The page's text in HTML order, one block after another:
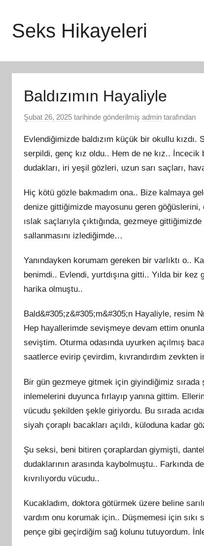
Seks Hikayeleri
Baldızımın Hayaliyle
Şubat 26, 2025 tarihinde gönderilmiş admin tarafından
Evlendiğimizde baldızım küçük bir okullu
serpildi, genç kız oldu.. Hem de ne kız..
dudakları, iri yeşil gözleri, uzun sarı saçları,
Hiç kötü gözle bakmadım ona.. Bize kalmaya
denize gittiğimizde mayosunu geren göğüslerini,
ıslak saçlarıyla çıktığında, gezmeye
sallanmasını izlediğimde…
Yanındayken korumam gereken bir varlıktı o..
benimdi.. Evlendi, yurtdışına gitti.. Yılda bir kez
harika olmuştu..
Bald&#305;z&#305;m&#305;n Hayaliyle, resim
Hep hayallerimde sevişmeye devam ettim
seviştim. Oturma odasında uyurken açılmış
saatlerce evirip çevirdim, kıvrandırdım zevkten
Bir gün gezmeye gitmek için giyindiğimiz sırada
inlemelerini duyunca fırlayıp yanına gittim.
vücudu şekilden şekle giriyordu. Bu sırada
siyah çoraplı bacakları açıldı, küloduna kadar
Şu seksi, beni bitiren çoraplardan giymişti,
dudaklarının arasında kaybolmuştu.. Farkında
kıvrılıyordu vücudu..
Kucakladım, doktora götürmek üzere beline
vardım onu korumak için.. Düşmemesi için sıkı
pençe gibi geçirdiğim sağ kolunu tutuyordum.